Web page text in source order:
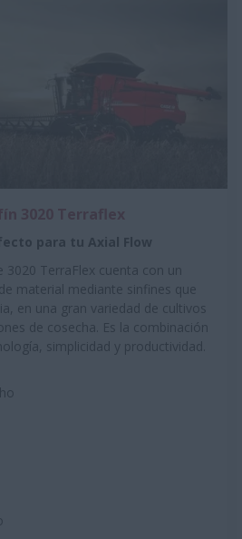
para tu Axial Flow
3020 TerraFlex cuenta con un
material mediante sinfines que
en una gran variedad de cultivos
de cosecha. Es la combinación
simplicidad y productividad.